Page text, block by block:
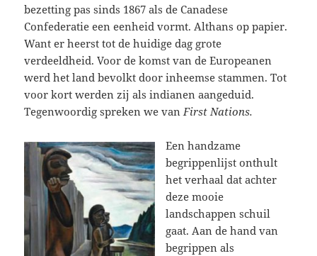
bezetting pas sinds 1867 als de Canadese
Confederatie een eenheid vormt. Althans op papier.
Want er heerst tot de huidige dag grote
verdeeldheid. Voor de komst van de Europeanen
werd het land bevolkt door inheemse stammen. Tot
voor kort werden zij als indianen aangeduid.
Tegenwoordig spreken we van First Nations.
Een handzame
begrippenlijst onthult
het verhaal dat achter
deze mooie
landschappen schuil
gaat. Aan de hand van
begrippen als